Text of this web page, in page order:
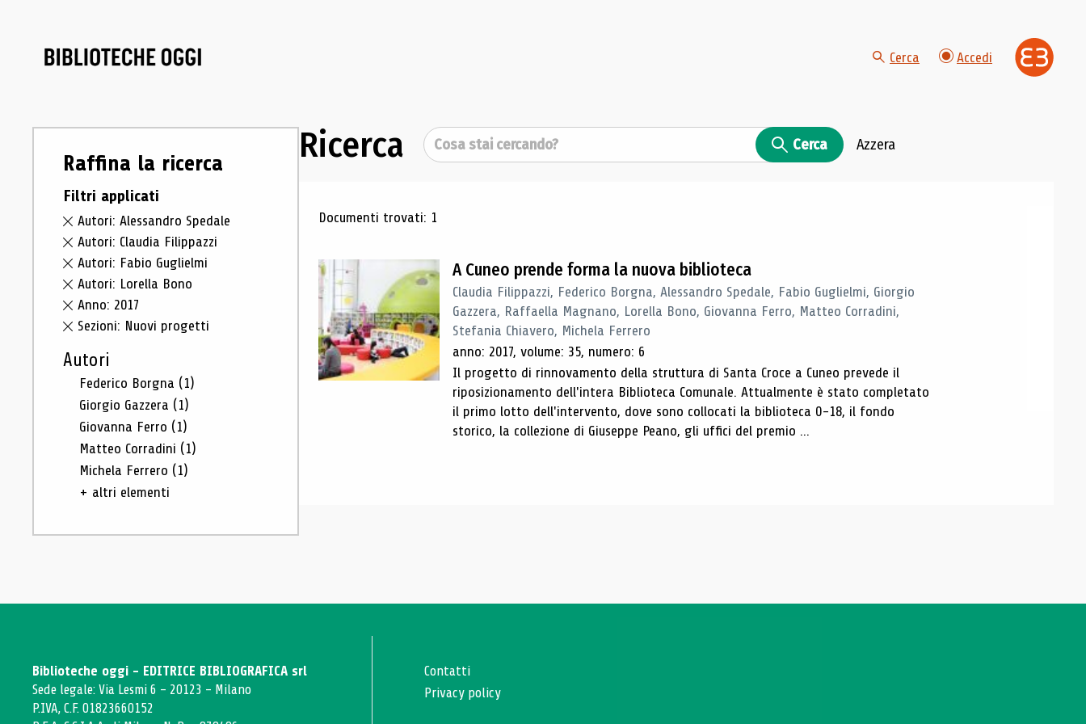
Cerca Accedi
Raffina la ricerca
Filtri applicati
Autori: Alessandro Spedale
Autori: Claudia Filippazzi
Autori: Fabio Guglielmi
Autori: Lorella Bono
Anno: 2017
Sezioni: Nuovi progetti
Autori
Federico Borgna (1)
Giorgio Gazzera (1)
Giovanna Ferro (1)
Matteo Corradini (1)
Michela Ferrero (1)
+ altri elementi
Ricerca Cerca Cerca Azzera
Risultati di ricerca
Documenti trovati: 1
A Cuneo prende forma la nuova biblioteca
Claudia Filippazzi, Federico Borgna, Alessandro Spedale, Fabio Guglielmi, Giorgio
Gazzera, Raffaella Magnano, Lorella Bono, Giovanna Ferro, Matteo Corradini,
Stefania Chiavero, Michela Ferrero
anno: 2017, volume: 35, numero: 6
Il progetto di rinnovamento della struttura di Santa Croce a Cuneo prevede il
riposizionamento dell'intera Biblioteca Comunale. Attualmente è stato completato
il primo lotto dell'intervento, dove sono collocati la biblioteca 0-18, il fondo
storico, la collezione di Giuseppe Peano, gli uffici del premio ...
Biblioteche oggi - EDITRICE BIBLIOGRAFICA srl
Sede legale: Via Lesmi 6 - 20123 - Milano
P.IVA, C.F. 01823660152
Contatti
Privacy policy